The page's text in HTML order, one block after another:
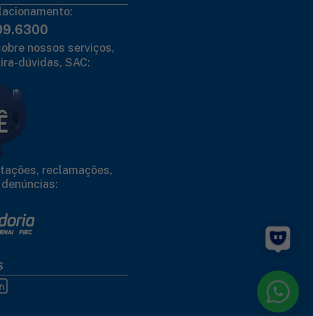
nossos serviços,
dúvidas, SAC:
reclamações,